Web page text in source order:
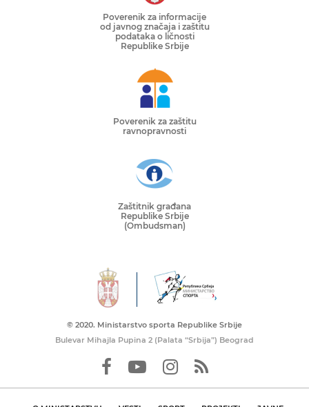
Poverenik za informacije
od javnog značaja i zaštitu
podataka o ličnosti
Republike Srbije
Poverenik za zaštitu
ravnopravnosti
Zaštitnik građana
Republike Srbije
(Ombudsman)
© 2020. Ministarstvo sporta Republike Srbije
Bulevar Mihajla Pupina 2 (Palata “Srbija”) Beograd